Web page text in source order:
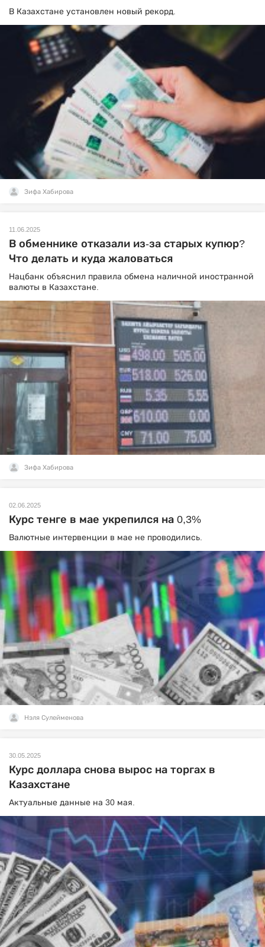
В Казахстане установлен новый рекорд.
Зифа Хабирова
11.06.2025
В обменнике отказали из-за старых купюр?
Что делать и куда жаловаться
Нацбанк объяснил правила обмена наличной иностранной
валюты в Казахстане.
Зифа Хабирова
02.06.2025
Курс тенге в мае укрепился на 0,3%
Валютные интервенции в мае не проводились.
Нэля Сулейменова
30.05.2025
Курс доллара снова вырос на торгах в
Казахстане
Актуальные данные на 30 мая.